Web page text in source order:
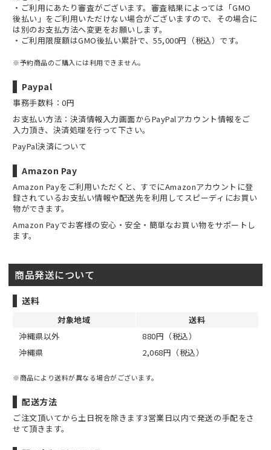
・ご利用にあたり審査がございます。審査結果によっては「GMO
後払い」をご利用いただけない場合がございますので、その場合に
は別のお支払方法へ変更をお願いします。
・ご利用限度額はGMO後払い累計で、55,000円（税込）です。
※予約商品のご購入には利用できません。
Paypal
事務手数料：0円
お支払い方法：決済情報入力画面からPayPalアカウント情報をご
入力頂き、決済処理を行って下さい。
PayPal決済について
Amazon Pay
Amazon Payをご利用いただくと、すでにAmazonアカウントに登
録されているお支払い情報や配送先を利用してスピーディにお買い
物ができます。
Amazon Payでお客様の安心・安全・簡単なお買い物をサポートし
ます。
商品発送について
送料
対象地域
送料
沖縄県以外
880円（税込）
沖縄県
2,068円（税込）
※商品により送料が異なる場合がございます。
配送方法
ご注文頂いてから土日祝を除きます3営業日以内で発送の手配をさ
せて頂きます。